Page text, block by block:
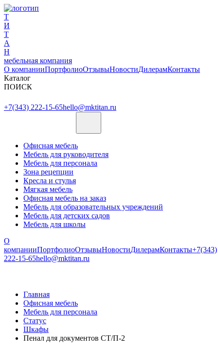
Т
И
Т
А
Н
мебельная компания
О компанииПортфолиоОтзывыНовостиДилерамКонтакты
Каталог
ПОИСК
+7(343) 222-15-65hello@mktitan.ru
Офисная мебель
Мебель для руководителя
Мебель для персонала
Зона рецепции
Кресла и стулья
Мягкая мебель
Офисная мебель на заказ
Мебель для образовательных учреждений
Мебель для детских садов
Мебель для школы
О
компанииПортфолиоОтзывыНовостиДилерамКонтакты+7(343)
222-15-65hello@mktitan.ru
Главная
Офисная мебель
Мебель для персонала
Статус
Шкафы
Пенал для документов СТ/П-2